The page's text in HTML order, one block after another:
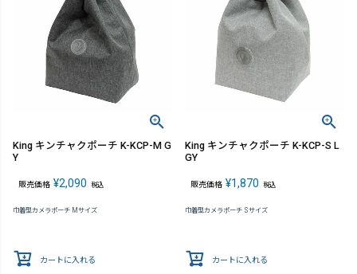
King キンチャクポーチ K-KCP-M G
Y
販売価格 ¥2,090 税込
巾着型カメラポーチ Mサイズ
カートに入れる
King キンチャクポーチ K-KCP-S L
GY
販売価格 ¥1,870 税込
巾着型カメラポーチ Sサイズ
カートに入れる